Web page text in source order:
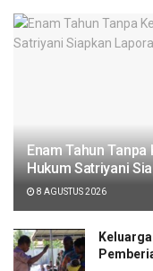
Enam Tahun
Hukum Satriyani
8 AGUSTUS 2026